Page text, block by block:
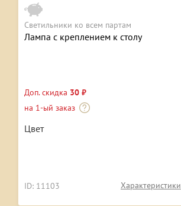
Светильники ко всем партам
Лампа с креплением к столу
Доп. скидка 30 ₽
на 1-ый заказ
Цвет
ID: 11103 Характеристики